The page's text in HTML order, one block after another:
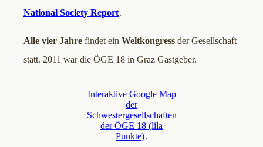
National Society Report.
Alle vier Jahre findet ein Weltkongress der Gesellschaft
statt. 2011 war die ÖGE 18 in Graz Gastgeber.
Interaktive Google Map
der
Schwestergesellschaften
der ÖGE 18 (lila
Punkte).